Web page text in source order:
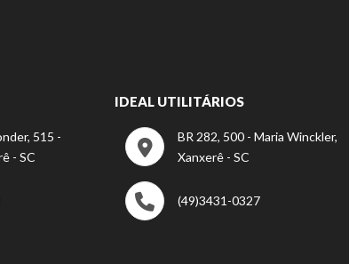
515 -
- SC
IDEAL UTILITÁRIOS
BR 282, 500 - Maria Winckler,
Xanxerê - SC
(49)3431-0327